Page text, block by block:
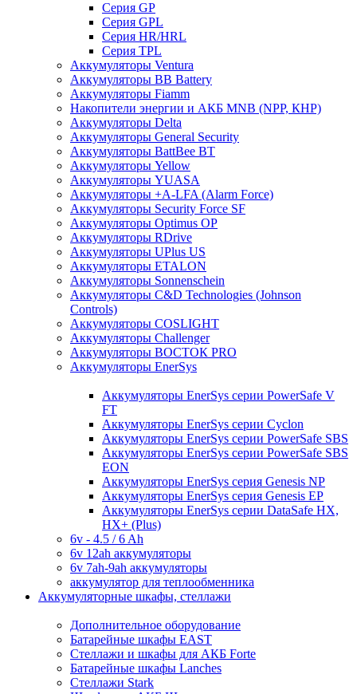
Cерия GP
Серия GPL
Серия HR/HRL
Серия TPL
Аккумуляторы Ventura
Аккумуляторы BB Battery
Аккумуляторы Fiamm
Накопители энергии и АКБ MNB (NPP, КНР)
Аккумуляторы Delta
Аккумуляторы General Security
Аккумуляторы BattBee BT
Аккумуляторы Yellow
Аккумуляторы YUASA
Аккумуляторы +A-LFA (Alarm Force)
Аккумуляторы Security Force SF
Аккумуляторы Optimus OP
Аккумуляторы RDrive
Аккумуляторы UPlus US
Аккумуляторы ETALON
Аккумуляторы Sonnenschein
Аккумуляторы С&D Technologies (Johnson
Controls)
Аккумуляторы COSLIGHT
Аккумуляторы Challenger
Аккумуляторы ВОСТОК PRO
Аккумуляторы EnerSys
Аккумуляторы EnerSys серии PowerSafe V
FT
Аккумуляторы EnerSys серии Cyclon
Аккумуляторы EnerSys серии PowerSafe SBS
Аккумуляторы EnerSys серии PowerSafe SBS
EON
Аккумуляторы EnerSys серия Genesis NP
Аккумуляторы EnerSys серия Genesis EP
Аккумуляторы EnerSys серии DataSafe HX,
HX+ (Plus)
6v - 4.5 / 6 Ah
6v 12ah аккумуляторы
6v 7ah-9ah аккумуляторы
аккумулятор для теплообменника
Аккумуляторные шкафы, стеллажи
Дополнительное оборудование
Батарейные шкафы EAST
Стеллажи и шкафы для АКБ Forte
Батарейные шкафы Lanches
Стеллажи Stark